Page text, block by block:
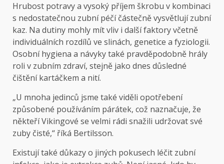
Hrubost potravy a vysoký příjem škrobu v kombinaci
s nedostatečnou zubní péčí částečně vysvětlují zubní
kaz. Na dutiny mohly mít vliv i další faktory včetně
individuálních rozdílů ve slinách, genetice a fyziologii.
Osobní hygiena a návyky také pravděpodobně hrály
roli v zubním zdraví, stejně jako dnes důsledné
čištění kartáčkem a nití.
„U mnoha jedinců jsme také viděli opotřebení
způsobené používáním párátek, což naznačuje, že
někteří Vikingové se velmi rádi snažili udržovat své
zuby čisté,“ říká Bertilsson.
Existují také důkazy o jiných pokusech léčit zubní